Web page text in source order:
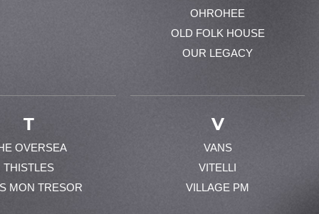
OHROHEE
OLD FOLK HOUSE
OUR LEGACY
T
OVERSEA
THISTLES
MON TRESOR
V
VANS
VITELLI
VILLAGE PM